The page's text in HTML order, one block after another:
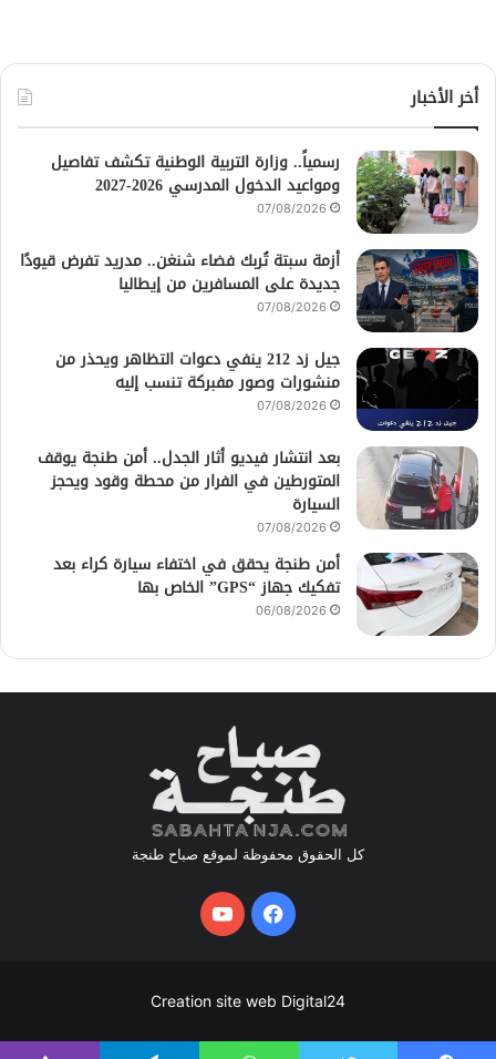
أخر الأخبار
رسمياً.. وزارة التربية الوطنية تكشف تفاصيل
ومواعيد الدخول المدرسي 2026-2027
07/08/2026
أزمة سبتة تُربك فضاء شنغن.. مدريد تفرض قيودًا
جديدة على المسافرين من إيطاليا
07/08/2026
جيل زد 212 ينفي دعوات التظاهر ويحذر من
منشورات وصور مفبركة تنسب إليه
07/08/2026
بعد انتشار فيديو أثار الجدل.. أمن طنجة يوقف
المتورطين في الفرار من محطة وقود ويحجز
السيارة
07/08/2026
أمن طنجة يحقق في اختفاء سيارة كراء بعد
تفكيك جهاز “GPS” الخاص بها
06/08/2026
كل الحقوق محفوظة لموقع صباح طنجة
فيسبوكيوتيوب
Creation site web Digital24